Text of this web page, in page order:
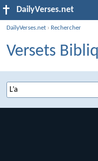
DailyVerses.net
DailyVerses.net › Rechercher
Versets